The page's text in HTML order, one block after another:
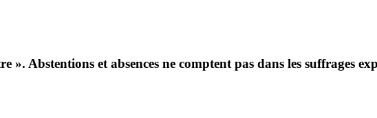
». Abstentions et absences ne comptent pas dans les suffrages